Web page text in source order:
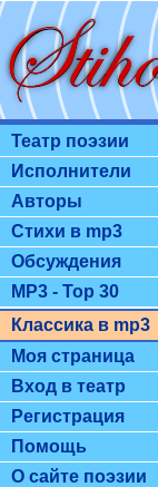
Театр поэзии
Исполнители
Авторы
Стихи в mp3
Обсуждения
MP3 - Top 30
Классика в mp3
Моя страница
Вход в театр
Регистрация
Помощь
О сайте поэзии